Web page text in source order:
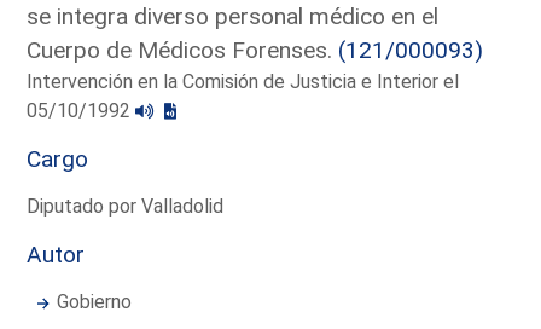
se integra diverso personal médico en el
Cuerpo de Médicos Forenses. (121/000093)
Intervención en la Comisión de Justicia e Interior el
05/10/1992
Cargo
Diputado por Valladolid
Autor
Gobierno